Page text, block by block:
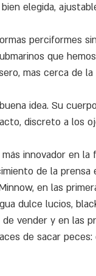
elegida,
perciformes
que
mas cerca de
idea. Su
discreto a los
innovador en
de la
en las
dulce lucios,
vender y en las
de sacar